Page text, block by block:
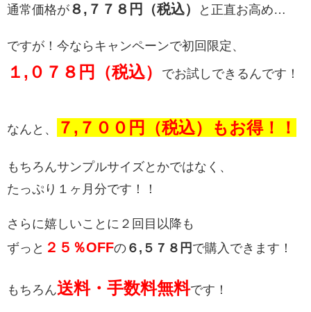
通常価格が ８,７７８円（税込） と正直お高め…
ですが！今ならキャンペーンで初回限定、
１,０７８円（税込） でお試しできるんです！
なんと、 ７,７００円（税込）もお得！！
もちろんサンプルサイズとかではなく、
たっぷり１ヶ月分です！！
さらに嬉しいことに２回目以降も
ずっと ２５％OFFの ６,５７８円 で購入できます！
もちろん送料・手数料無料です！